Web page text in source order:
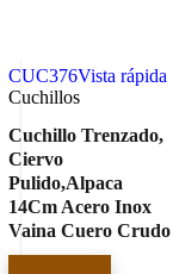
CUC376Vista rápida
Cuchillos
Cuchillo Trenzado,
Ciervo
Pulido,Alpaca
14Cm Acero Inox
Vaina Cuero Crudo